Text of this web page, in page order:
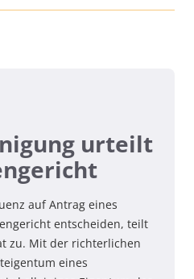
urteilt
auf Antrag eines
entscheiden, teilt
zu. Mit der richterlichen
eines